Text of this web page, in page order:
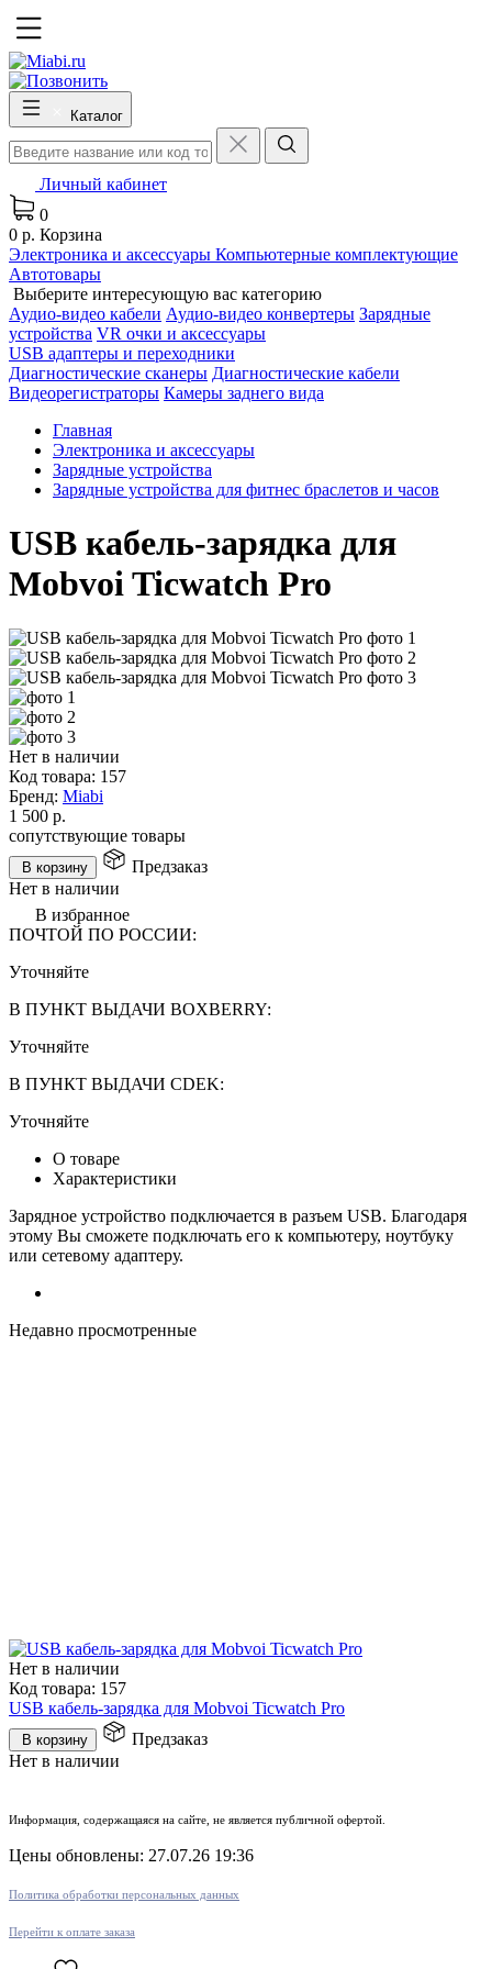
Каталог
Личный кабинет
0
0 р. Корзина
Электроника и аксессуары Компьютерные комплектующие
Автотовары
Выберите интересующую вас категорию
Аудио-видео кабели Аудио-видео конвертеры Зарядные
устройства VR очки и аксессуары
USB адаптеры и переходники
Диагностические сканеры Диагностические кабели
Видеорегистраторы Камеры заднего вида
Главная
Электроника и аксессуары
Зарядные устройства
Зарядные устройства для фитнес браслетов и часов
USB кабель-зарядка для
Mobvoi Ticwatch Pro
Нет в наличии
Код товара: 157
Бренд: Miabi
1 500 р.
сопутствующие товары
В корзину
Предзаказ
Нет в наличии
В избранное
ПОЧТОЙ ПО РОССИИ:
Уточняйте
В ПУНКТ ВЫДАЧИ BOXBERRY:
Уточняйте
В ПУНКТ ВЫДАЧИ CDEK:
Уточняйте
О товаре
Характеристики
Зарядное устройство подключается в разъем USB. Благодаря
этому Вы сможете подключать его к компьютеру, ноутбуку
или сетевому адаптеру.
Недавно просмотренные
Нет в наличии
Код товара: 157
USB кабель-зарядка для Mobvoi Ticwatch Pro
В корзину
Предзаказ
Нет в наличии
Информация, содержащаяся на сайте, не является публичной офертой.
Цены обновлены: 27.07.26 19:36
Политика обработки персональных данных
Перейти к оплате заказа